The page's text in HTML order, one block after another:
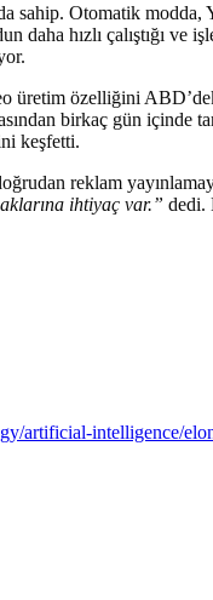
sahip. Otomatik modda,
daha hızlı çalıştığı ve
üretim özelliğini
birkaç gün içinde
keşfetti.
reklam
ihtiyaç var.” dedi.
artificial-intelligence/